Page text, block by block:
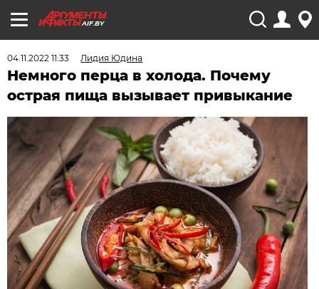
AIF.BY
04.11.2022 11:33 Лидия Юдина
Немного перца в холода. Почему
острая пища вызывает привыкание